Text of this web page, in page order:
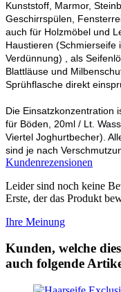
Kunststoff, Marmor,
Geschirrspülen,
auch für Holzmöbel und
Haustieren (Schmierseife
Verdünnung) , als
Blattläuse und
Sprühflasche direkt
Die Einsatzkonzentration
für Böden, 20ml / Lt.
Viertel Joghurtbecher).
sind je nach
Kundenrezensionen
Leider sind noch keine
Erste, der das Produkt
Ihre Meinung
Kunden, welche
auch folgende